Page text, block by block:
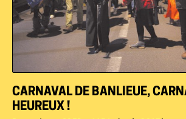
CARNAVAL DE BANLIEUE,
HEUREUX !